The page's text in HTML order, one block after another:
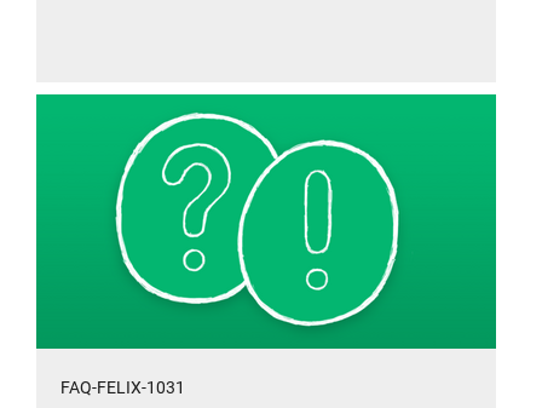
FAQ-FELIX-1031